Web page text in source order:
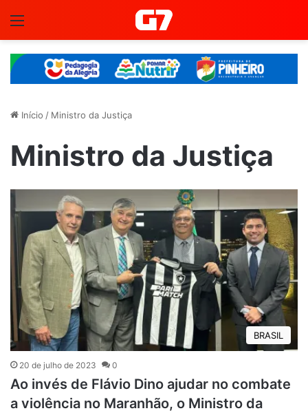
Início / Ministro da Justiça
Ministro da Justiça
BRASIL
20 de julho de 2023 0
Ao invés de Flávio Dino ajudar no combate
a violência no Maranhão, o Ministro da